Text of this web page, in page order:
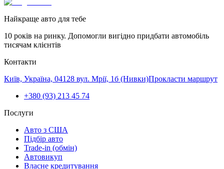
Найкраще авто для тебе
10 років на ринку. Допомогли вигідно придбати автомобіль
тисячам клієнтів
Контакти
Київ, Україна, 04128 вул. Мрії, 1б (Нивки)Прокласти маршрут
+380 (93) 213 45 74
Послуги
Авто з США
Підбір авто
Trade-in (обмін)
Автовикуп
Власне кредитування